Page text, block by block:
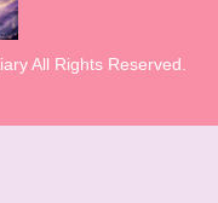
All Rights Reserved.